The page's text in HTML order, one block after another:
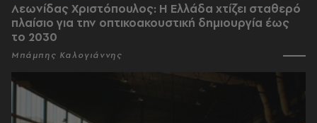
Λεωνίδας Χριστόπουλος: Η Ελλάδα χτίζει σταθερό
πλαίσιο για την οπτικοακουστική δημιουργία έως
το 2030
Μπάμπης Καλογιάννης